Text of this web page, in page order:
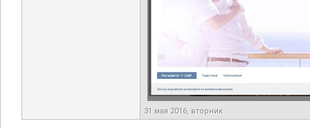
31 мая 2016, вторник